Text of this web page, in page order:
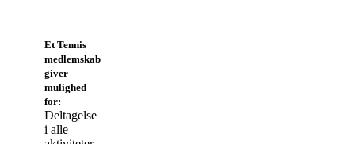
Et Tennis
medlemskab
giver
mulighed
for:
Deltagelse
i alle